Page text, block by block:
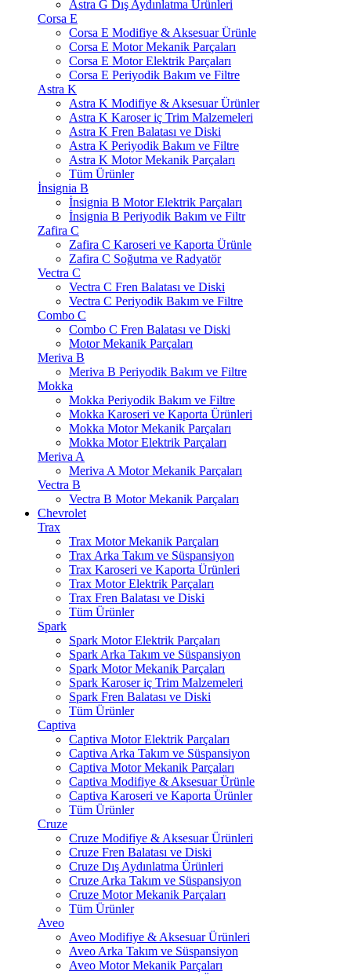
Astra G Dış Aydınlatma Ürünleri
Corsa E
Corsa E Modifiye & Aksesuar Ürünle
Corsa E Motor Mekanik Parçaları
Corsa E Motor Elektrik Parçaları
Corsa E Periyodik Bakım ve Filtre
Astra K
Astra K Modifiye & Aksesuar Ürünler
Astra K Karoser iç Trim Malzemeleri
Astra K Fren Balatası ve Diski
Astra K Periyodik Bakım ve Filtre
Astra K Motor Mekanik Parçaları
Tüm Ürünler
İnsignia B
İnsignia B Motor Elektrik Parçaları
İnsignia B Periyodik Bakım ve Filtr
Zafira C
Zafira C Karoseri ve Kaporta Ürünle
Zafira C Soğutma ve Radyatör
Vectra C
Vectra C Fren Balatası ve Diski
Vectra C Periyodik Bakım ve Filtre
Combo C
Combo C Fren Balatası ve Diski
Motor Mekanik Parçaları
Meriva B
Meriva B Periyodik Bakım ve Filtre
Mokka
Mokka Periyodik Bakım ve Filtre
Mokka Karoseri ve Kaporta Ürünleri
Mokka Motor Mekanik Parçaları
Mokka Motor Elektrik Parçaları
Meriva A
Meriva A Motor Mekanik Parçaları
Vectra B
Vectra B Motor Mekanik Parçaları
Chevrolet
Trax
Trax Motor Mekanik Parçaları
Trax Arka Takım ve Süspansiyon
Trax Karoseri ve Kaporta Ürünleri
Trax Motor Elektrik Parçaları
Trax Fren Balatası ve Diski
Tüm Ürünler
Spark
Spark Motor Elektrik Parçaları
Spark Arka Takım ve Süspansiyon
Spark Motor Mekanik Parçaları
Spark Karoser iç Trim Malzemeleri
Spark Fren Balatası ve Diski
Tüm Ürünler
Captiva
Captiva Motor Elektrik Parçaları
Captiva Arka Takım ve Süspansiyon
Captiva Motor Mekanik Parçaları
Captiva Modifiye & Aksesuar Ürünle
Captiva Karoseri ve Kaporta Ürünler
Tüm Ürünler
Cruze
Cruze Modifiye & Aksesuar Ürünleri
Cruze Fren Balatası ve Diski
Cruze Dış Aydınlatma Ürünleri
Cruze Arka Takım ve Süspansiyon
Cruze Motor Mekanik Parçaları
Tüm Ürünler
Aveo
Aveo Modifiye & Aksesuar Ürünleri
Aveo Arka Takım ve Süspansiyon
Aveo Motor Mekanik Parçaları